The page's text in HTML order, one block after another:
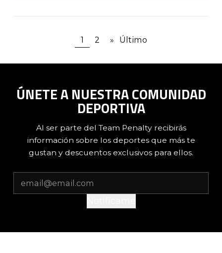
1 2 » Último
ÚNETE A NUESTRA COMUNIDAD
DEPORTIVA
Al ser parte del Team Penalty recibirás
información sobre los deportes que más te
gustan y descuentos exclusivos para ellos.